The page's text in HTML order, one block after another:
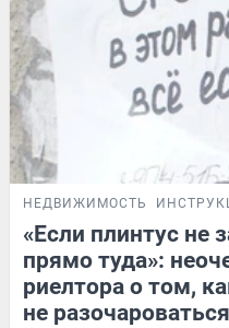
НЕДВИЖИМОСТЬ
«Если плинтус не
прямо туда»:
риелтора о том,
не разочароваться